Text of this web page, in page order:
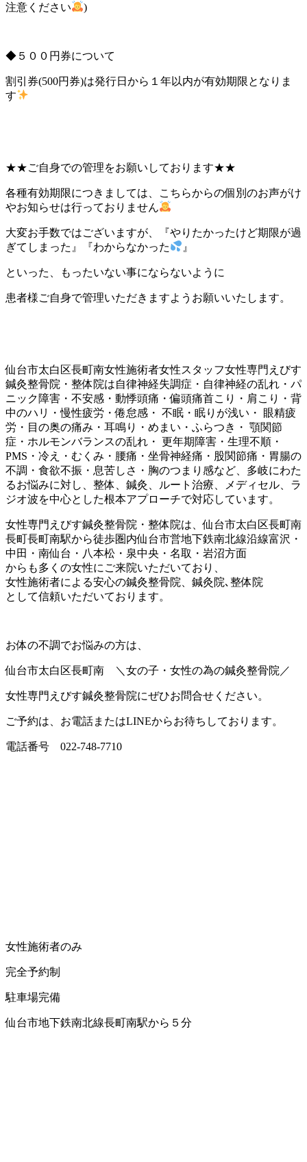
注意ください
)
◆５００円券について
割引券(500円券)は発行日から１年以内が有効期限となりま
す
★★ご自身での管理をお願いしております★★
各種有効期限につきましては、こちらからの個別のお声がけ
やお知らせは行っておりません
大変お手数ではございますが、『やりたかったけど期限が過
ぎてしまった』『わからなかった
』
といった、もったいない事にならないように
患者様ご自身で管理いただきますようお願いいたします。
仙台市太白区長町南女性施術者女性スタッフ女性専門えびす
鍼灸整骨院・整体院は自律神経失調症・自律神経の乱れ・パ
ニック障害・不安感・動悸頭痛・偏頭痛首こり・肩こり・背
中のハリ・慢性疲労・倦怠感・ 不眠・眠りが浅い・ 眼精疲
労・目の奥の痛み・耳鳴り・めまい・ふらつき・ 顎関節
症・ホルモンバランスの乱れ・ 更年期障害・生理不順・
PMS・冷え・むくみ・腰痛・坐骨神経痛・股関節痛・胃腸の
不調・食欲不振・息苦しさ・胸のつまり感など、多岐にわた
るお悩みに対し、整体、鍼灸、ルート治療、メディセル、ラ
ジオ波を中心とした根本アプローチで対応しています。
女性専門えびす鍼灸整骨院・整体院は、仙台市太白区長町南
長町長町南駅から徒歩圏内仙台市営地下鉄南北線沿線富沢・
中田・南仙台・八本松・泉中央・名取・岩沼方面
からも多くの女性にご来院いただいており、
女性施術者による安心の鍼灸整骨院、鍼灸院､整体院
として信頼いただいております。
お体の不調でお悩みの方は、
仙台市太白区長町南 ＼女の子・女性の為の鍼灸整骨院／
女性専門えびす鍼灸整骨院にぜひお問合せください。
ご予約は、お電話またはLINEからお待ちしております。
電話番号 022-748-7710
女性施術者のみ
完全予約制
駐車場完備
仙台市地下鉄南北線長町南駅から５分